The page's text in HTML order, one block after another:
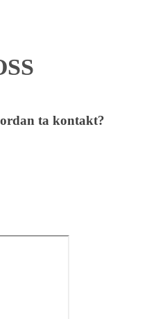
ta kontakt?